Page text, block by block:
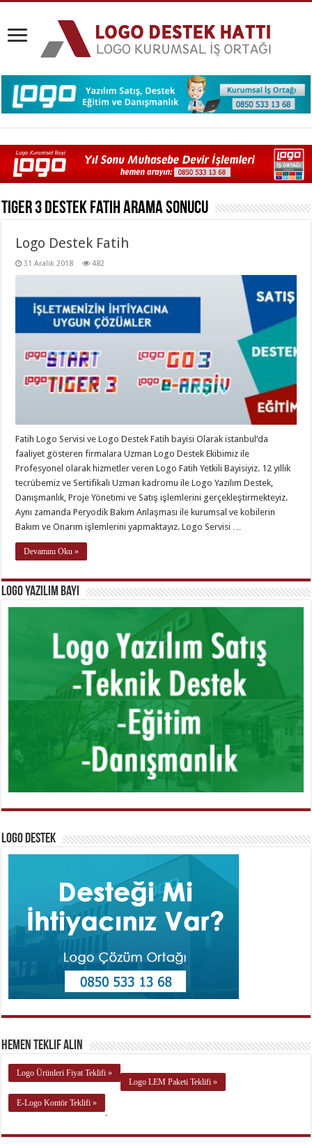
Tiger 3 Destek FatihArama Sonucu
Logo Destek Fatih
31 Aralık 2018 482
Fatih Logo Servisi ve Logo Destek Fatih bayisi Olarak istanbul‘da
faaliyet gösteren firmalara Uzman Logo Destek Ekibimiz ile
Profesyonel olarak hizmetler veren Logo Fatih Yetkili Bayisiyiz. 12 yıllık
tecrübemiz ve Sertifikalı Uzman kadromu ile Logo Yazılım Destek,
Danışmanlık, Proje Yönetimi ve Satış işlemlerini gerçekleştirmekteyiz.
Aynı zamanda Peryodik Bakım Anlaşması ile kurumsal ve kobilerin
Bakım ve Onarım işlemlerini yapmaktayız. Logo Servisi …
Devamını Oku »
Logo Yazılım Bayi
Logo Destek
Hemen Teklif Alın
Logo Ürünleri Fiyat Teklifi »
Logo LEM Paketi Teklifi »
E-Logo Kontör Teklifi »
.